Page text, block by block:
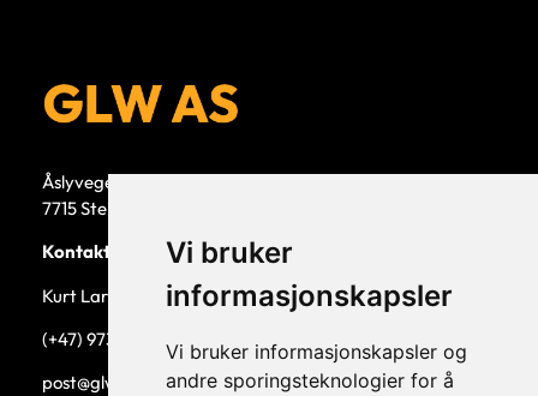
Vi bruker
informasjonskapsler
Vi bruker informasjonskapsler og
andre sporingsteknologier for å
Åslyvegen 5b
7715 Steinkjer
Kontaktperson
Kurt Larsen, daglig leder.
(+47) 973 33 332
post@glw.no